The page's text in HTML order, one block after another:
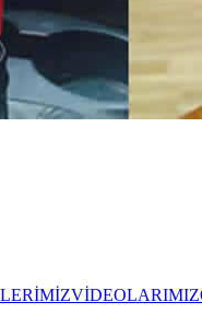
VİDEOLARIMIZ